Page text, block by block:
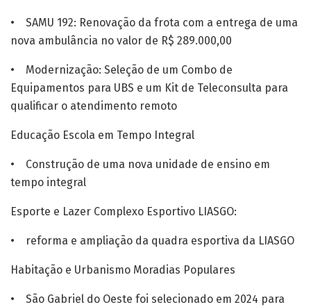
• SAMU 192: Renovação da frota com a entrega de uma
nova ambulância no valor de R$ 289.000,00
• Modernização: Seleção de um Combo de
Equipamentos para UBS e um Kit de Teleconsulta para
qualificar o atendimento remoto
Educação Escola em Tempo Integral
• Construção de uma nova unidade de ensino em
tempo integral
Esporte e Lazer Complexo Esportivo LIASGO:
• reforma e ampliação da quadra esportiva da LIASGO
Habitação e Urbanismo Moradias Populares
• São Gabriel do Oeste foi selecionado em 2024 para